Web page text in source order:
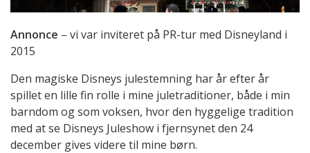
Annonce – vi var inviteret på PR-tur med Disneyland i
2015
Den magiske Disneys julestemning har år efter år
spillet en lille fin rolle i mine juletraditioner, både i min
barndom og som voksen, hvor den hyggelige tradition
med at se Disneys Juleshow i fjernsynet den 24
december gives videre til mine børn.